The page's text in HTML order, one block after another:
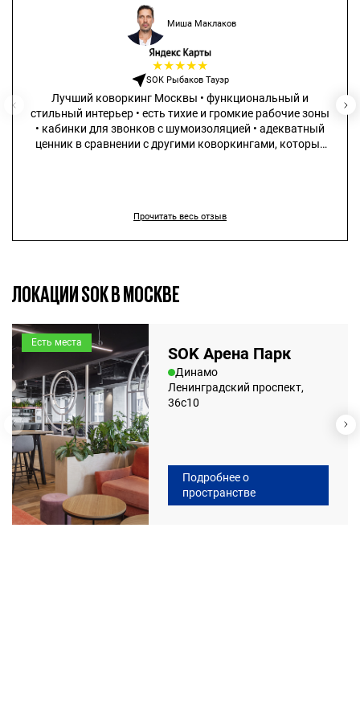
Миша Маклаков
★★★★★
SOK Рыбаков Тауэр
Лучший коворкинг Москвы • функциональный и
стильный интерьер • есть тихие и громкие рабочие зоны
• кабинки для звонков с шумоизоляцией • адекватный
ценник в сравнении с другими коворкингами, которые
Прочитать весь отзыв
ЛОКАЦИИ SOK В МОСКВЕ
Есть места
SOK Арена Парк
Динамо
Ленинградский проспект,
36с10
Подробнее о
пространстве